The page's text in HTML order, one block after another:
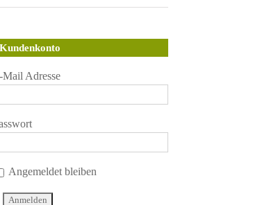
Kundenkonto
Mail Adresse
Angemeldet bleiben